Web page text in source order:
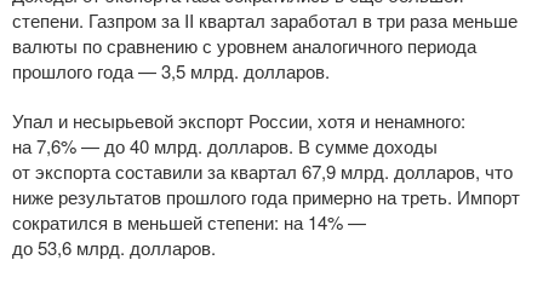
степени. Газпром за II квартал заработал в три раза меньше
валюты по сравнению с уровнем аналогичного периода
прошлого года — 3,5 млрд. долларов.
Упал и несырьевой экспорт России, хотя и ненамного:
на 7,6% — до 40 млрд. долларов. В сумме доходы
от экспорта составили за квартал 67,9 млрд. долларов, что
ниже результатов прошлого года примерно на треть. Импорт
сократился в меньшей степени: на 14% —
до 53,6 млрд. долларов.